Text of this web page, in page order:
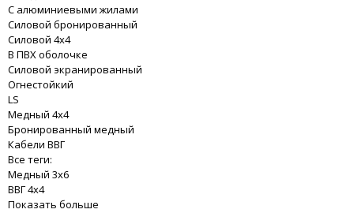
С алюминиевыми жилами
Силовой бронированный
Силовой 4x4
В ПВХ оболочке
Силовой экранированный
Огнестойкий
LS
Медный 4x4
Бронированный медный
Кабели ВВГ
Все теги:
Медный 3x6
ВВГ 4x4
Показать больше